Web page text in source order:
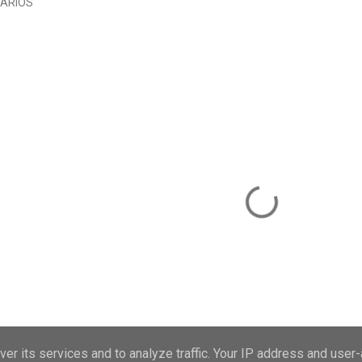
its services and to analyze traffic. Your IP address and